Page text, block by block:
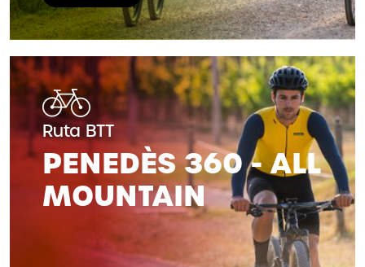
Ruta BTT
PENEDÈS 360 - ALL
MOUNTAIN